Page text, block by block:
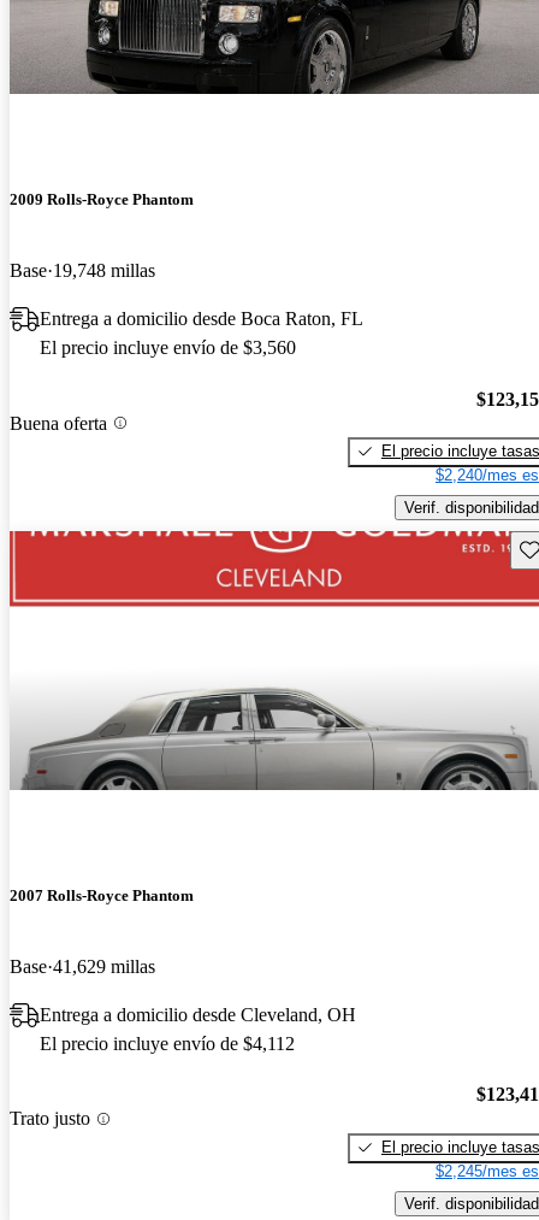
2009 Rolls-Royce Phantom
Base 19,748 millas
Entrega a domicilio desde Boca Raton, FL
El precio incluye envío de $3,560
Buena oferta
El precio incluye tasas
$2,240/mes
Verif. disponibilidad
2007 Rolls-Royce Phantom
Base 41,629 millas
Entrega a domicilio desde Cleveland, OH
El precio incluye envío de $4,112
Trato justo
El precio incluye tasas
$2,245/mes
Verif. disponibilidad